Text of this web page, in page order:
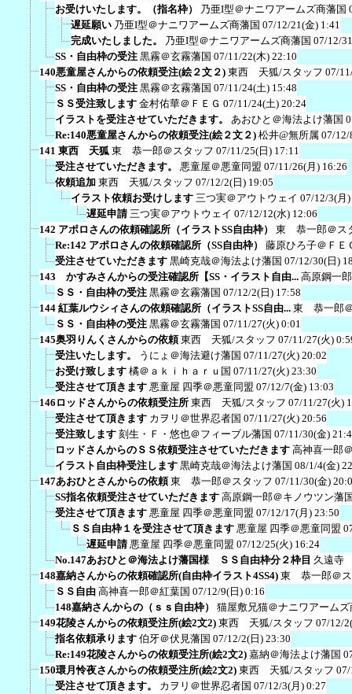
お受けいたします。（指名枠）
乃亜I型＠ナニワアームズ商藩国
遅延願い 乃亜I型＠ナニワアームズ商藩国 07/12/21(金) 1:41
完成いたしました。
乃亜I型＠ナニワアームズ商藩国 07/12/
SS・自由枠の受注 黒霧＠玄霧藩国 07/11/22(木) 22:10
140悪童屋さんからの依頼受注(絵２文２) 東西 天狐/スタッフ 07/
SS・自由枠の受注 黒霧＠玄霧藩国 07/11/24(土) 15:48
ＳＳ受注致します 金村佑華＠ＦＥＧ 07/11/24(土) 20:24
イラストを受注させていただきます。
あおひと＠海法よけ藩国
Re:140悪童屋さんからの依頼受注(絵２文２) 松井@無所属 07/12/
141 東西 天狐 東 恭一郎＠スタッフ 07/11/25(日) 17:11
受注させていただきます。
悪童屋＠悪童同盟 07/11/26(月) 16:26
依頼追加 東西 天狐/スタッフ 07/12/2(日) 19:05
イラスト依頼お受けします 三つ実＠アウトウェイ 07/12/3(月
遅延申請 三つ実＠アウトウェイ 07/12/12(水) 12:06
142 アポロさんの依頼確認所（イラストSS自由枠）
東 恭一郎＠ス
Re:142 アポロさんの依頼確認所（SS自由枠）
藤原ひろ子＠ＦＥ
受注させていただきます 黒崎克哉＠海法よけ藩国 07/12/30(日)
143 かすみさんからの受注確認所【SS・イラスト自由... 高原鋼一
ＳＳ・自由枠の受注 黒霧＠玄霧藩国 07/12/2(日) 17:58
144 紅葉ルウシィさんの依頼確認所（イラストSS自由... 東 恭一郎
ＳＳ・自由枠の受注 黒霧＠玄霧藩国 07/11/27(火) 0:01
145奥羽りんくさんからの依頼 東西 天狐/スタッフ 07/11/27(火)
受注いたします。
うにょ＠海法避け藩国 07/11/27(火) 20:02
お受け致します 橘＠ａｋｉｈａｒｕ国 07/11/27(火) 23:30
受注させて頂きます 悪童屋 四季＠悪童同盟 07/12/7(金) 13:03
146ロッドさんからの依頼受注所 東西 天狐/スタッフ 07/11/27(火)
受注させて頂きます カヲリ＠世界忍者国 07/11/27(火) 20:56
受注致します 刻生・Ｆ・悠也＠フィーブル藩国 07/11/30(金)
ロッドさんからのＳＳ依頼受注させていただきます 高神喜一郎
イラスト自由枠受注します 黒崎克哉＠海法よけ藩国 08/1/4(金)
147あおひとさんからの依頼 東 恭一郎＠スタッフ 07/11/30(金)
SS指名依頼受注させていただきます 高原鋼一郎＠キノウツン藩
受注させて頂きます 悪童屋 四季＠悪童同盟 07/12/17(月) 23:50
ＳＳ自由枠１を受注させて頂きます 悪童屋 四季＠悪童同盟
遅延申請 悪童屋 四季＠悪童同盟 07/12/25(火) 16:24
No.147あおひと＠海法よけ藩国様 ＳＳ自由枠分２枠目 久遠寺
148嘉納さんからの依頼確認所(自由枠イラスト4SS4) 東 恭一郎＠
ＳＳ自由 高神喜一郎＠紅葉国 07/12/9(日) 0:16
148嘉納さんからの（ｓｓ自由枠）
猫屋敷兄猫＠ナニワアームズ
149花陵さんからの依頼受注所(絵2文2) 東西 天狐/スタッフ 07/12/
指名依頼承ります 伯牙＠伏見藩国 07/12/2(日) 23:30
Re:149花陵さんからの依頼受注所(絵2文2) 嘉納＠海法よけ藩国
150環月怜夜さんからの依頼受注所(絵2文2) 東西 天狐/スタッフ
受注させて頂きます。
カヲリ＠世界忍者国 07/12/3(月) 0:27